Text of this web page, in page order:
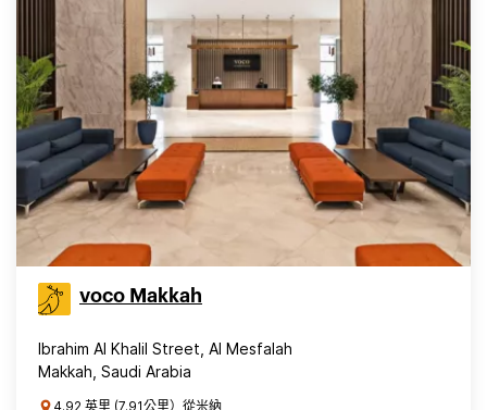
voco Makkah
Ibrahim Al Khalil Street, Al Mesfalah
Makkah, Saudi Arabia
4.92 英里 (7.91公里）從米納